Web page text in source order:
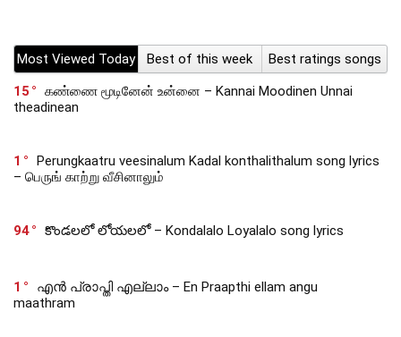
Most Viewed Today Best of this week
Best ratings songs
15
கண்ணை மூடினேன் உன்னை – Kannai Moodinen Unnai
theadinean
1
Perungkaatru veesinalum Kadal konthalithalum song lyrics
– பெருங் காற்று வீசினாலும்
94 కొండలలో లోయలలో – Kondalalo Loyalalo song lyrics
1
എൻ പ്രാപ്തി എല്ലാം – En Praapthi ellam angu
maathram